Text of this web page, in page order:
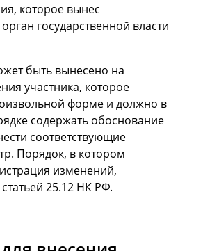
которое вынес
государственной власти
быть вынесено на
участника, которое
форме и должно в
содержать обоснование
соответствующие
Порядок, в котором
изменений,
25.12 НК РФ.